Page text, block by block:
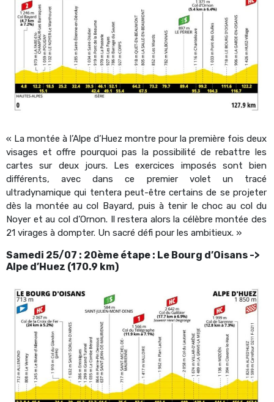
« La montée à l’Alpe d’Huez montre pour la première fois deux
visages et offre pourquoi pas la possibilité de rebattre les
cartes sur deux jours. Les exercices imposés sont bien
différents, avec dans ce premier volet un tracé
ultradynamique qui tentera peut-être certains de se projeter
dès la montée au col Bayard, puis à tenir le choc au col du
Noyer et au col d’Ornon. Il restera alors la célèbre montée des
21 virages à dompter. Un sacré défi pour les ambitieux. »
Samedi 25/07 : 20ème étape : Le Bourg d’Oisans ->
Alpe d’Huez (170.9 km)